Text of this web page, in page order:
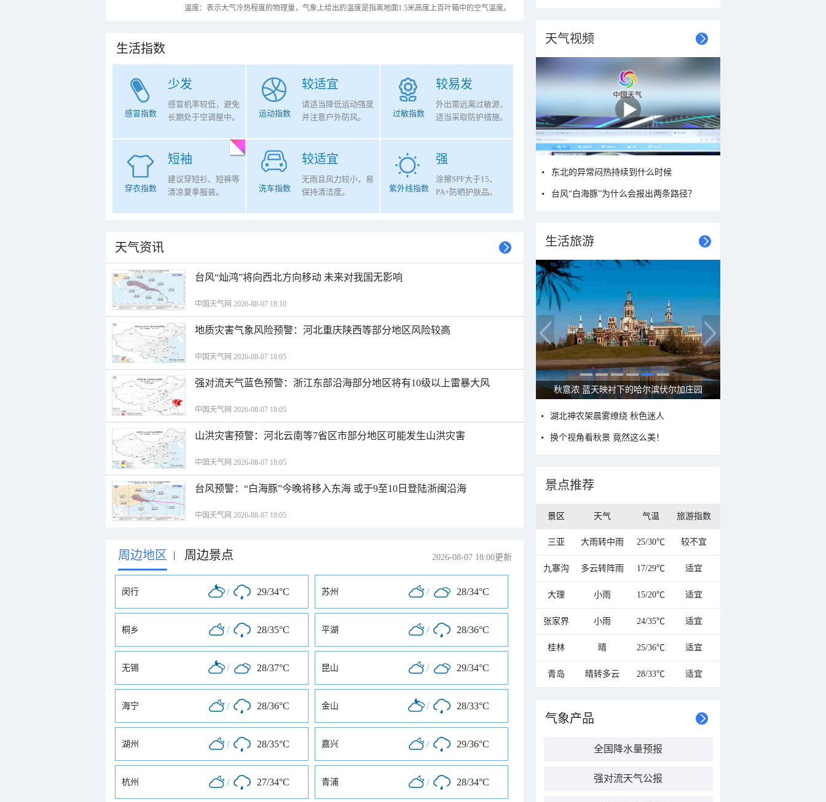
温度：表示大气冷热程度的物理量，气象上给出的温度是指离地面1.5米高度上百叶箱中的空气温度。
生活指数
少发
感冒指数
感冒机率较低，避免
长期处于空调屋中。
较适宜
运动指数
请适当降低运动强度
并注意户外防风。
较易发
过敏指数
外出需远离过敏源，
适当采取防护措施。
短袖
穿衣指数
建议穿短衫、短裤等
清凉夏季服装。
较适宜
洗车指数
无雨且风力较小，易
保持清洁度。
强
紫外线指数
涂擦SPF大于15、
PA+防晒护肤品。
天气资讯
台风“灿鸿”将向西北方向移动 未来对我国无影响
中国天气网 2026-08-07 18:10
地质灾害气象风险预警：河北重庆陕西等部分地区风险较高
中国天气网 2026-08-07 18:05
强对流天气蓝色预警：浙江东部沿海部分地区将有10级以上雷暴大风
中国天气网 2026-08-07 18:05
山洪灾害预警：河北云南等7省区市部分地区可能发生山洪灾害
中国天气网 2026-08-07 18:05
台风预警：“白海豚”今晚将移入东海 或于9至10日登陆浙闽沿海
中国天气网 2026-08-07 18:05
周边地区 | 周边景点 2026-08-07 18:00更新
闵行 / 29/34°C 苏州 / 28/34°C
桐乡 / 28/35°C 平湖 / 28/36°C
无锡 / 28/37°C 昆山 / 29/34°C
海宁 / 28/36°C 金山 / 28/33°C
湖州 / 28/35°C 嘉兴 / 29/36°C
杭州 / 27/34°C 青浦 / 28/34°C
天气视频
东北的异常闷热持续到什么时候
台风“白海豚”为什么会报出两条路径？
生活旅游
大美新疆—帕米尔高原好风光
湖北神农架晨雾缭绕 秋色迷人
换个视角看秋景 竟然这么美！
景点推荐
景区 天气 气温 旅游指数
三亚 大雨转中雨 25/30℃ 较不宜
九寨沟 多云转阵雨 17/29℃ 适宜
大理 小雨 15/20℃ 适宜
张家界 小雨 24/35℃ 适宜
桂林 晴 25/36℃ 适宜
青岛 晴转多云 28/33℃ 适宜
气象产品
全国降水量预报
强对流天气公报